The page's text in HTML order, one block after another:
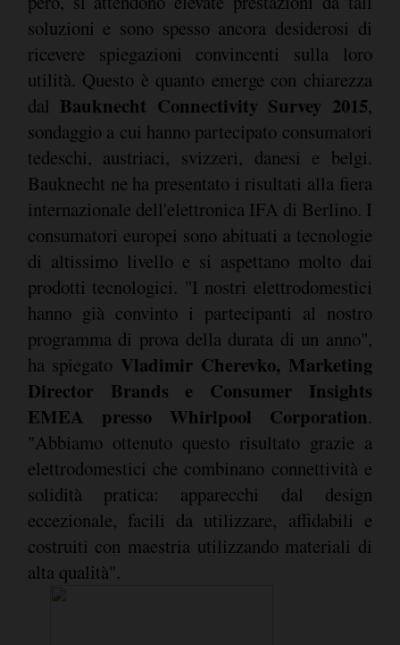
soluzioni e sono spesso ancora desiderosi di
ricevere spiegazioni convincenti sulla loro
utilità. Questo è quanto emerge con chiarezza
dal Bauknecht Connectivity Survey 2015,
sondaggio a cui hanno partecipato consumatori
tedeschi, austriaci, svizzeri, danesi e belgi.
Bauknecht ne ha presentato i risultati alla fiera
internazionale dell'elettronica IFA di Berlino. I
consumatori europei sono abituati a tecnologie
di altissimo livello e si aspettano molto dai
prodotti tecnologici. "I nostri elettrodomestici
hanno già convinto i partecipanti al nostro
programma di prova della durata di un anno",
ha spiegato Vladimir Cherevko, Marketing
Director Brands e Consumer Insights
EMEA presso Whirlpool Corporation.
"Abbiamo ottenuto questo risultato grazie a
elettrodomestici che combinano connettività e
solidità pratica: apparecchi dal design
eccezionale, facili da utilizzare, affidabili e
costruiti con maestria utilizzando materiali di
alta qualità".